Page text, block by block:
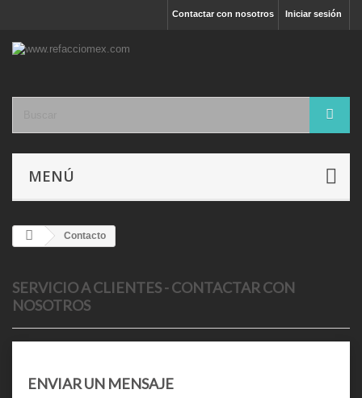
Iniciar sesión
Contactar con nosotros
MENÚ
Contacto
SERVICIO A CLIENTES - CONTACTAR CON
NOSOTROS
ENVIAR UN MENSAJE